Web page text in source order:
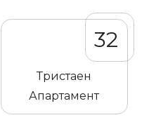
32
Тристаен
Апартамент